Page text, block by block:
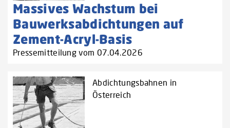
Massives Wachstum bei
Bauwerksabdichtungen auf
Zement-Acryl-Basis
Pressemitteilung vom 07.04.2026
Abdichtungsbahnen in
Österreich